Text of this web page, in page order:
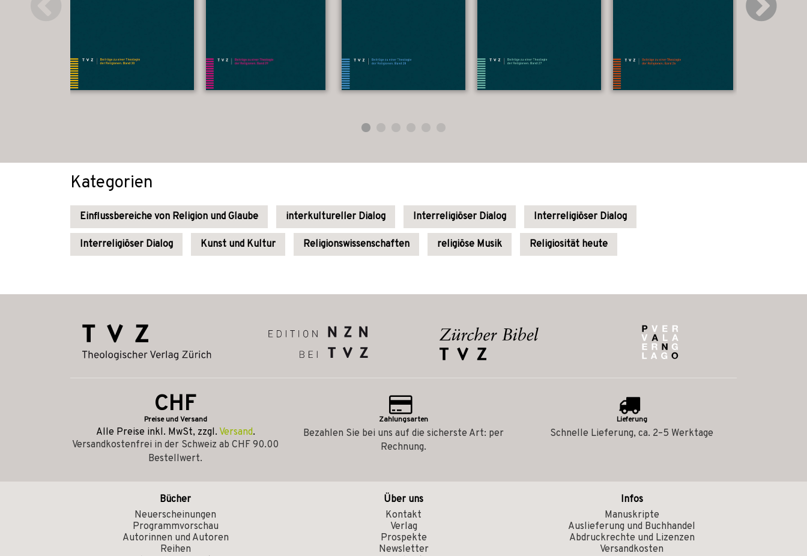
Kategorien
Einflussbereiche von Religion und Glaube interkultureller Dialog Interreligiöser Dialog Interreligiöser Dialog
Interreligiöser Dialog Kunst und Kultur Religionswissenschaften religiöse Musik Religiosität heute
CHF
Preise und Versand
Alle Preise inkl. MwSt, zzgl. Versand.
Versandkostenfrei in der Schweiz ab CHF 90.00
Bestellwert.
Zahlungsarten
Bezahlen Sie bei uns auf die sicherste Art: per
Rechnung.
Lieferung
Schnelle Lieferung, ca. 2–5 Werktage
Bücher
Neuerscheinungen
Programmvorschau
Autorinnen und Autoren
Reihen
Über uns
Kontakt
Verlag
Prospekte
Newsletter
Infos
Manuskripte
Auslieferung und Buchhandel
Abdruckrechte und Lizenzen
Versandkosten